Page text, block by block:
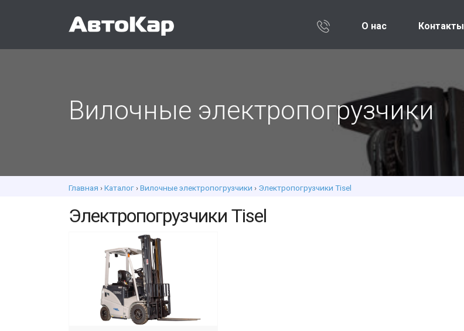
О нас Контакты
Вилочные электропогрузчики
Главная ›Каталог ›Вилочные электропогрузчики › Электропогрузчики Tisel
Электропогрузчики Tisel